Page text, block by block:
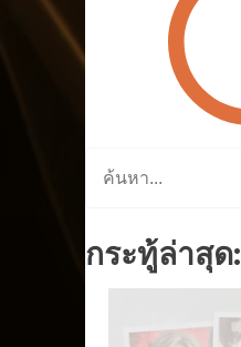
กระทู้ล่าสุด: